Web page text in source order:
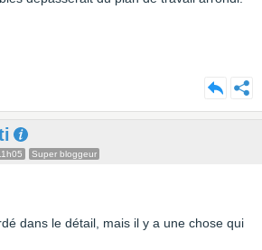
Super bloggeur
dans le détail, mais il y a une chose qui